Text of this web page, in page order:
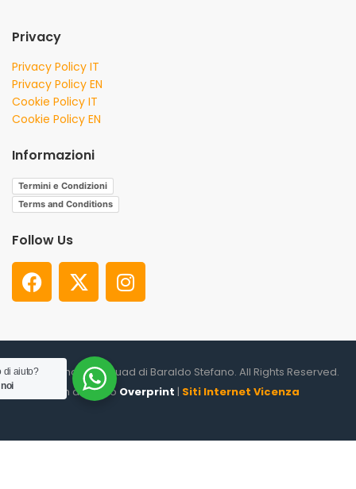
Privacy
Privacy Policy IT
Privacy Policy EN
Cookie Policy IT
Cookie Policy EN
Informazioni
Termini e Condizioni
Terms and Conditions
Follow Us
© 2026. Shooter Squad di Baraldo Stefano. All Rights Reserved.
un altro sito Overprint | Siti Internet Vicenza
di aiuto?